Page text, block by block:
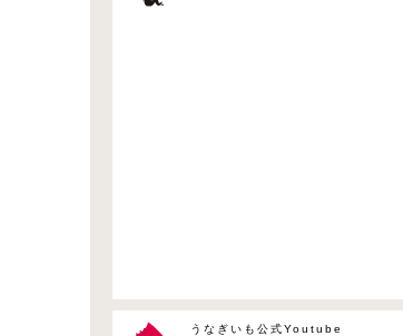
うなぎいも公式Youtube